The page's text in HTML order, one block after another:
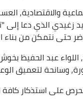
والاقتصادية,
زغيدي الذي دعا إلى
حتى نتمكن من
عبد الحفيظ
وسانحة لتعميق
على استذكار